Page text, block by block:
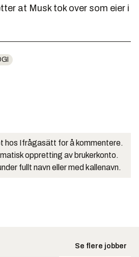
at Musk tok over som eier i
hos Ifrågasätt for å kommentere.
oppretting av brukerkonto.
fullt navn eller med kallenavn.
Se flere jobber